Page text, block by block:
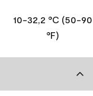
10-32,2 °C (50-90
°F)